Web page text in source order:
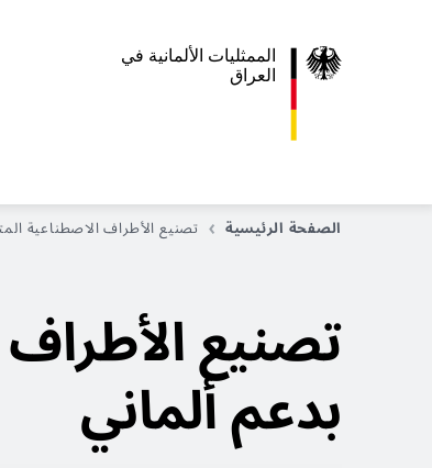
الممثليات الألمانية في
العراق
الصفحة الرئيسية تصنيع الأطراف الاصطناعية
تصنيع
بدعم ألماني